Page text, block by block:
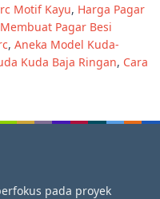
Motif Kayu, Harga Pagar
Pagar Besi
, Aneka Model Kuda-
Kuda Baja Ringan, Cara
pada proyek